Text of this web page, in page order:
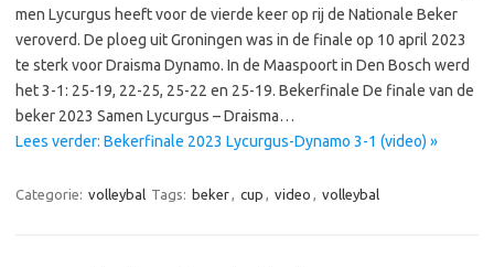
men Lycurgus heeft voor de vierde keer op rij de Nationale Beker
veroverd. De ploeg uit Groningen was in de finale op 10 april 2023
te sterk voor Draisma Dynamo. In de Maaspoort in Den Bosch werd
het 3-1: 25-19, 22-25, 25-22 en 25-19. Bekerfinale De finale van de
beker 2023 Samen Lycurgus – Draisma…
Lees verder: Bekerfinale 2023 Lycurgus-Dynamo 3-1 (video) »
Categorie: volleybal Tags: beker, cup , video , volleybal